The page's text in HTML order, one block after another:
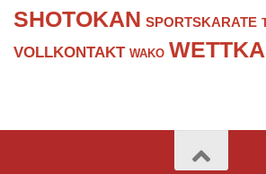
SHOTOKAN SPORTSKARATE
VOLLKONTAKT WAKO